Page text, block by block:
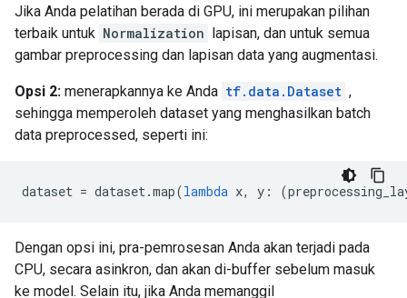
Jika Anda pelatihan berada di GPU, ini merupakan pilihan
terbaik untuk Normalization lapisan, dan untuk semua
gambar preprocessing dan lapisan data yang augmentasi.
Opsi 2: menerapkannya ke Anda tf.data.Dataset ,
sehingga memperoleh dataset yang menghasilkan batch
data preprocessed, seperti ini:
dataset = dataset.map(lambda x, y : (
Dengan opsi ini, pra-pemrosesan Anda akan terjadi pada
CPU, secara asinkron, dan akan di-buffer sebelum masuk
ke model. Selain itu, jika Anda memanggil